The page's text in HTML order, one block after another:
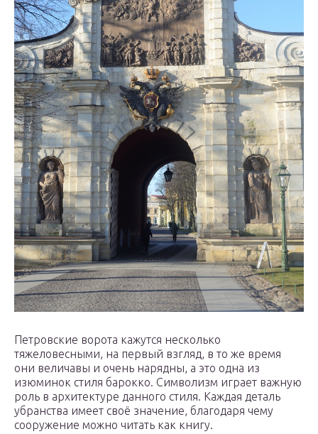
Петровские ворота кажутся несколько
тяжеловесными, на первый взгляд, в то же время
они величавы и очень нарядны, а это одна из
изюминок стиля барокко. Символизм играет важную
роль в архитектуре данного стиля. Каждая деталь
убранства имеет своё значение, благодаря чему
сооружение можно читать как книгу.